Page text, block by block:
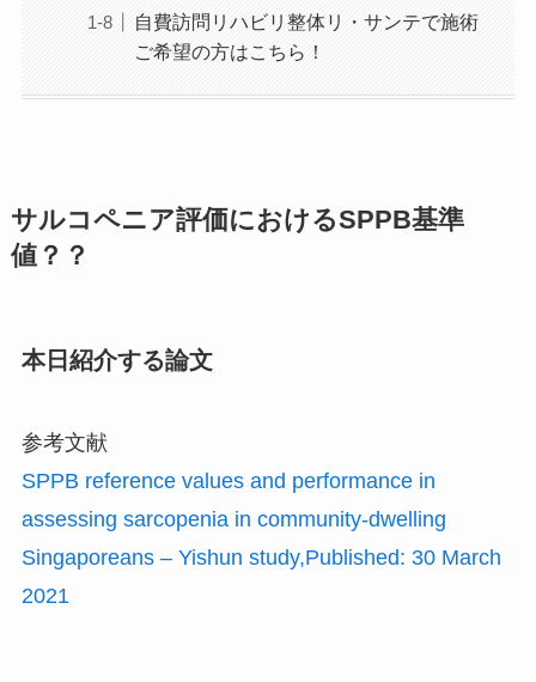
自費訪問リハビリ整体リ・サンテで施術
ご希望の方はこちら！
サルコペニア評価におけるSPPB基準
値？？
本日紹介する論文
参考文献
SPPB reference values and performance in
assessing sarcopenia in community-dwelling
Singaporeans – Yishun study,Published: 30 March
2021